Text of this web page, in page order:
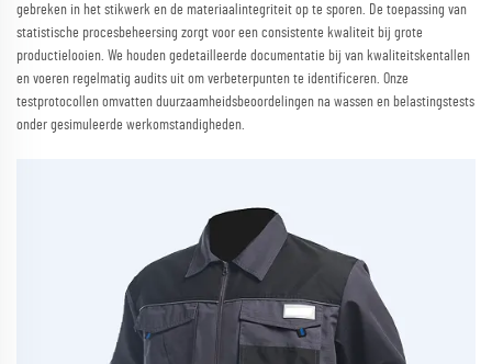
gebreken in het stikwerk en de materiaalintegriteit op te sporen. De toepassing van
statistische procesbeheersing zorgt voor een consistente kwaliteit bij grote
productielooien. We houden gedetailleerde documentatie bij van kwaliteitskentallen
en voeren regelmatig audits uit om verbeterpunten te identificeren. Onze
testprotocollen omvatten duurzaamheidsbeoordelingen na wassen en belastingstests
onder gesimuleerde werkomstandigheden.